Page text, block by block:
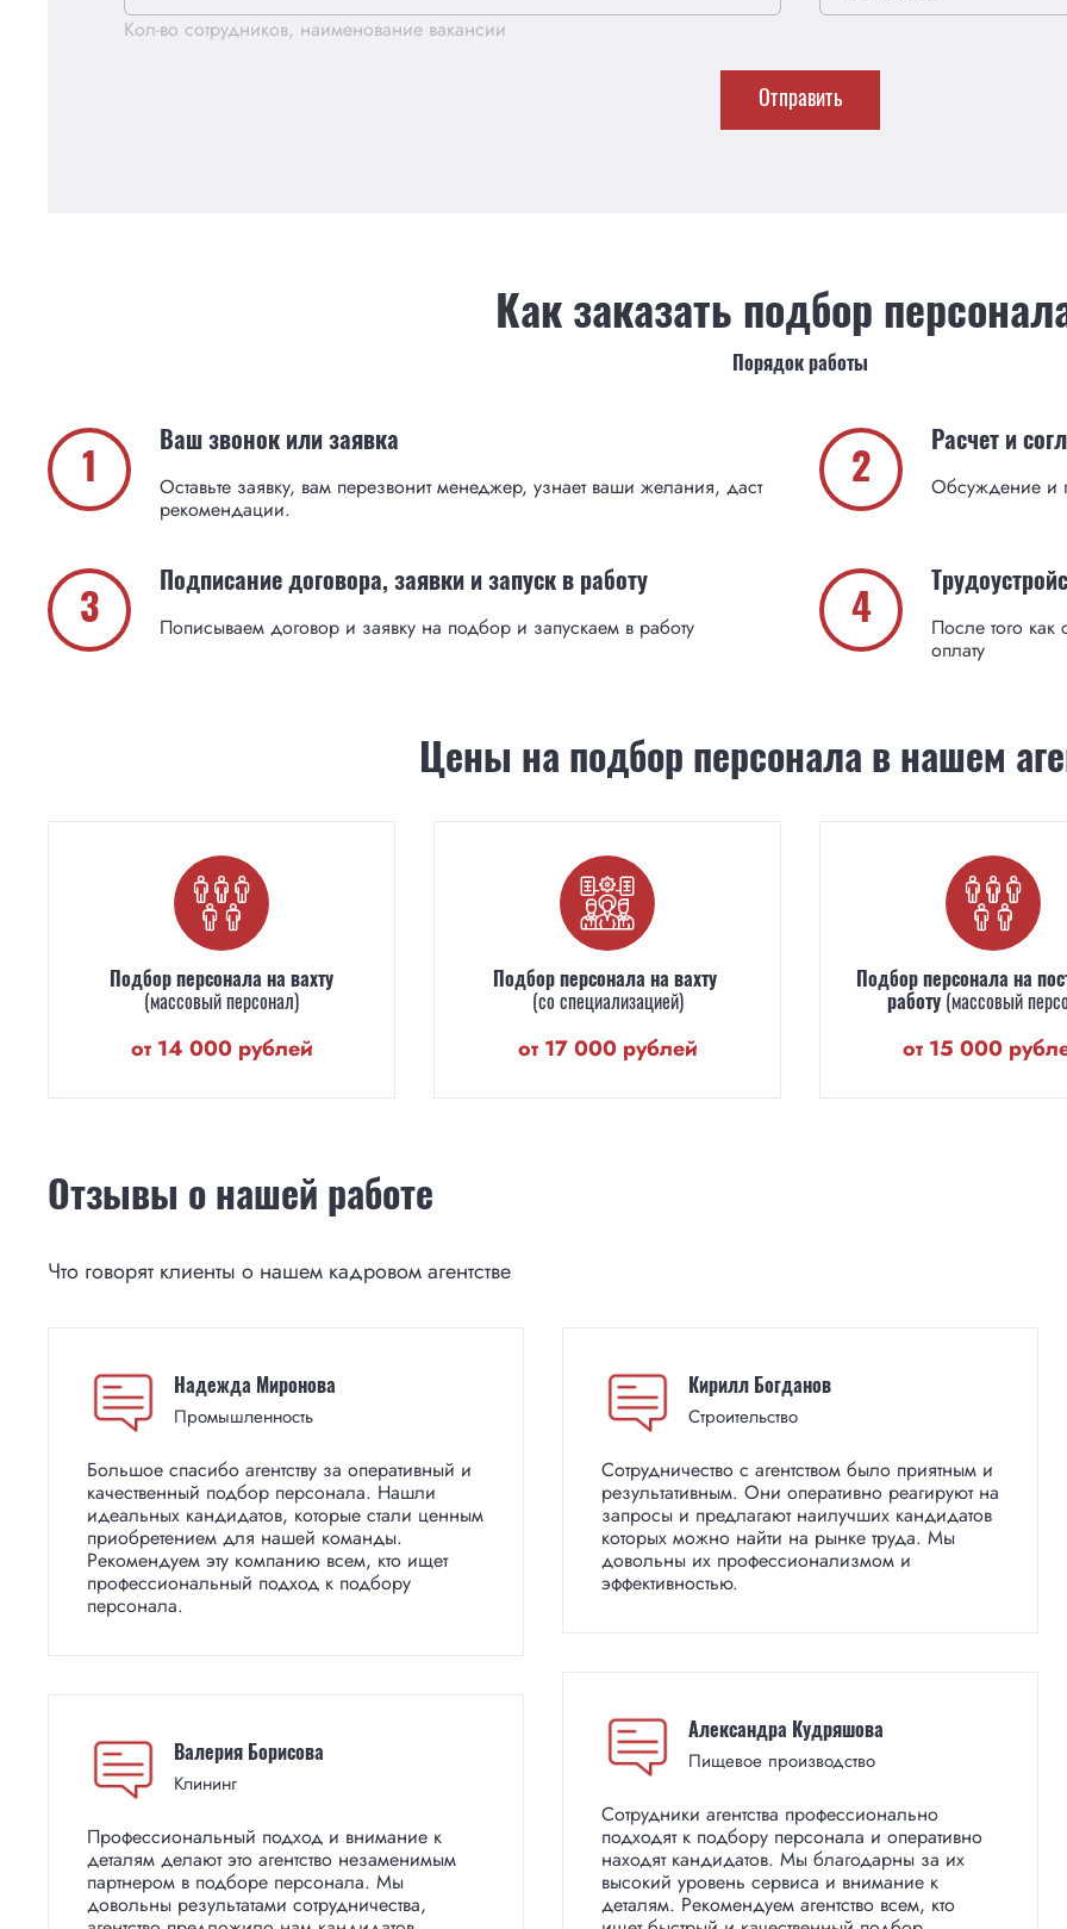
Кол-во сотрудников, наименование вакансии
Отправить
Как заказать подбор
Порядок работы
1
Ваш звонок или заявка
Оставьте заявку, вам перезвонит менеджер, узнает ваши желания, даст
рекомендации.
2
Расчет и
Обсуждение и
3
Подписание договора, заявки и запуск в работу
Пописываем договор и заявку на подбор и запускаем в работу 4
После того как
оплату
Цены на подбор персонала в нашем
Подбор персонала на вахту
(массовый персонал)
от 14 000 рублей
Подбор персонала на вахту
(со специализацией)
от 17 000 рублей
Подбор персонала на
работу (массовый
от 15 000
Отзывы о нашей работе
Что говорят клиенты о нашем кадровом агентстве
Надежда Миронова
Промышленность
Большое спасибо агентству за оперативный и
качественный подбор персонала. Нашли
идеальных кандидатов, которые стали ценным
приобретением для нашей команды.
Рекомендуем эту компанию всем, кто ищет
профессиональный подход к подбору
персонала.
Валерия Борисова
Клининг
Профессиональный подход и внимание к
деталям делают это агентство незаменимым
партнером в подборе персонала. Мы
довольны результатами сотрудничества,
Кирилл Богданов
Строительство
Сотрудничество с агентством было приятным и
результативным. Они оперативно реагируют на
запросы и предлагают наилучших кандидатов
которых можно найти на рынке труда. Мы
довольны их профессионализмом и
эффективностью.
Александра Кудряшова
Пищевое производство
Сотрудники агентства профессионально
подходят к подбору персонала и оперативно
находят кандидатов. Мы благодарны за их
высокий уровень сервиса и внимание к
деталям. Рекомендуем агентство всем, кто